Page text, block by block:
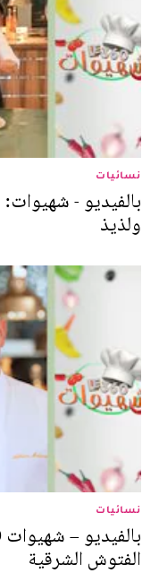
نسائيات
بالفيديو -
ولذيذ
نسائيات
الفتوش الشرقية